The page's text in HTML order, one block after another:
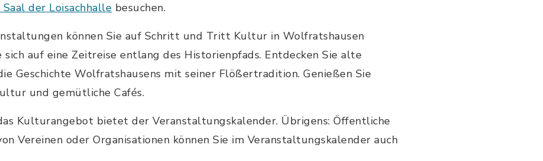
der Loisachhalle besuchen.
können Sie auf Schritt und Tritt Kultur in Wolfratshausen
sich auf eine Zeitreise entlang des Historienpfads. Entdecken Sie alte
Geschichte Wolfratshausens mit seiner Flößertradition. Genießen Sie
und gemütliche Cafés.
Kulturangebot bietet der Veranstaltungskalender. Übrigens: Öffentliche
Vereinen oder Organisationen können Sie im Veranstaltungskalender auch